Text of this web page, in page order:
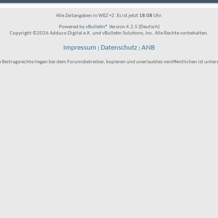
Alle Zeitangaben in WEZ +2. Es ist jetzt 18:08 Uhr.
Powered byvBulletin® Version 4.2.5 (Deutsch)
Copyright ©2026 Adduco Digital e.K. und vBulletin Solutions, Inc. Alle Rechte vorbehalten.
Impressum Datenschutz ANB
Beitragsrechte liegen bei dem Forumsbetreiber, kopieren und unerlaubtes veröffentlichen ist